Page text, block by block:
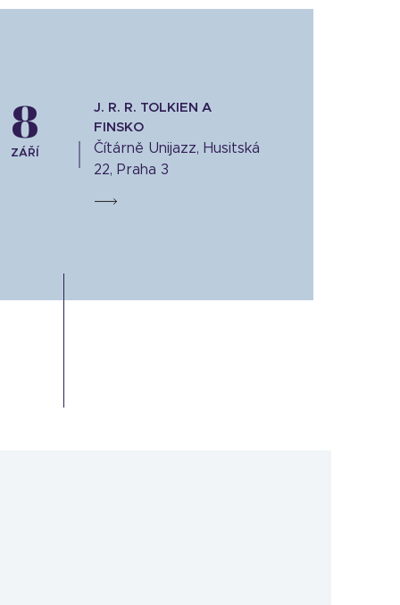
8
ZÁŘÍ
J. R. R. TOLKIEN A
FINSKO
Čítárně Unijazz, Husitská
22, Praha 3